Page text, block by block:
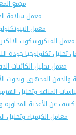
مجمع
معمل سلامة
معمل
معمل الميكروسكوب
تحليل تكنولوجيا جودة
معمل تحليل الكائنات
والحقن المجهرى وبحوث
المناعة وتحليل
عن الأغذية المحاورة
معامل الكيمياء وتحليل